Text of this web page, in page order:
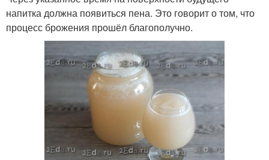
напитка должна появиться пена. Это говорит о том, что
процесс брожения прошёл благополучно.